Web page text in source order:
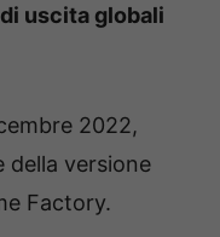
uscita globali
2022,
della versione
Factory.